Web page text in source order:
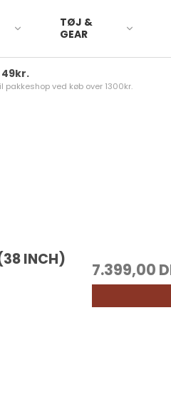
TØJ &
GEAR
pakkeshop ved køb over 1300kr.
INCH)
7.399,00